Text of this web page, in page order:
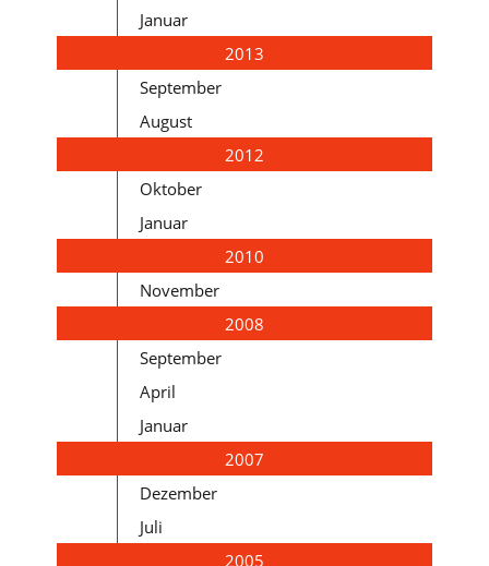
Januar
2013
September
August
2012
Oktober
Januar
2010
November
2008
September
April
Januar
2007
Dezember
Juli
2005